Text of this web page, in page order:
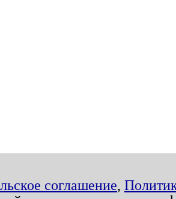
соглашение,